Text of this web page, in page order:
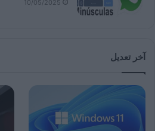
10/05/2025
آخر تعديل